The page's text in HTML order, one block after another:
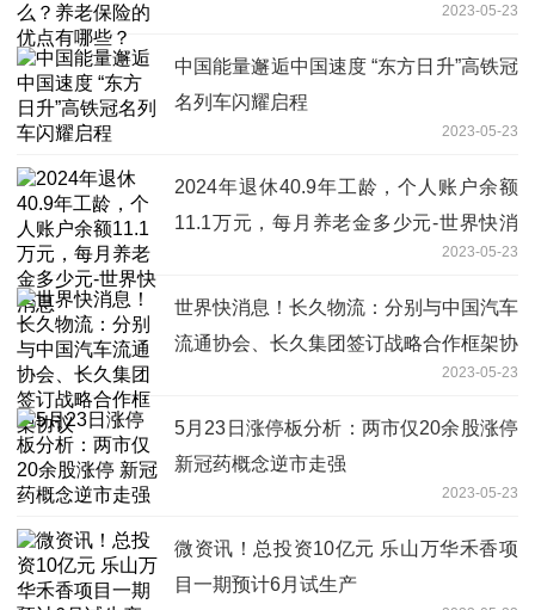
2023-05-23
中国能量邂逅中国速度 “东方日升”高铁冠
名列车闪耀启程
2023-05-23
2024年退休40.9年工龄，个人账户余额
11.1万元，每月养老金多少元-世界快消
2023-05-23
世界快消息！长久物流：分别与中国汽车
流通协会、长久集团签订战略合作框架协
2023-05-23
5月23日涨停板分析：两市仅20余股涨停
新冠药概念逆市走强
2023-05-23
微资讯！总投资10亿元 乐山万华禾香项
目一期预计6月试生产